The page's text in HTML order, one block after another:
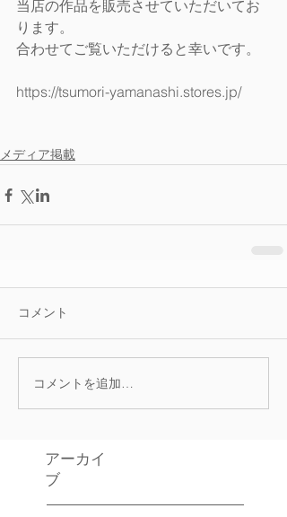
当店の作品を販売させていただいてお
ります。
合わせてご覧いただけると幸いです。
https://tsumori-yamanashi.stores.jp/
メディア掲載
コメント
コメントを追加…
アーカイ
ブ